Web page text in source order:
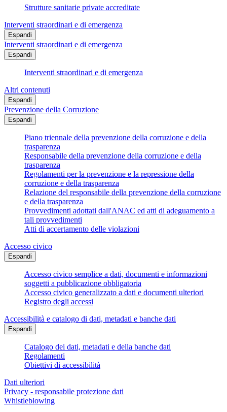
Strutture sanitarie private accreditate
Interventi straordinari e di emergenza
Espandi
Interventi straordinari e di emergenza
Espandi
Interventi straordinari e di emergenza
Altri contenuti
Espandi
Prevenzione della Corruzione
Espandi
Piano triennale della prevenzione della corruzione e della
trasparenza
Responsabile della prevenzione della corruzione e della
trasparenza
Regolamenti per la prevenzione e la repressione della
corruzione e della trasparenza
Relazione del responsabile della prevenzione della corruzione
e della trasparenza
Provvedimenti adottati dall'ANAC ed atti di adeguamento a
tali provvedimenti
Atti di accertamento delle violazioni
Accesso civico
Espandi
Accesso civico semplice a dati, documenti e informazioni
soggetti a pubblicazione obbligatoria
Accesso civico generalizzato a dati e documenti ulteriori
Registro degli accessi
Accessibilità e catalogo di dati, metadati e banche dati
Espandi
Catalogo dei dati, metadati e della banche dati
Regolamenti
Obiettivi di accessibilità
Dati ulteriori
Privacy - responsabile protezione dati
Whistleblowing